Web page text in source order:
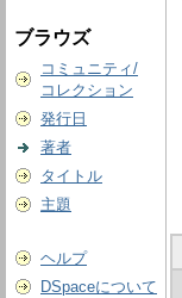
ブラウズ
コミュニティ/
コレクション
発行日
著者
タイトル
主題
ヘルプ
DSpaceについて